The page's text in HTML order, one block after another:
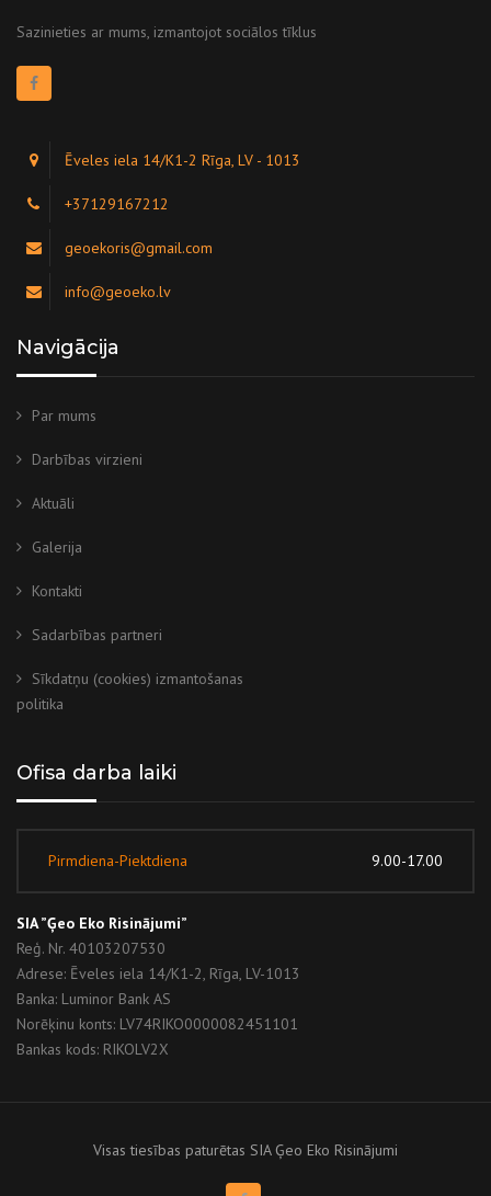
Sazinieties ar mums, izmantojot sociālos tīklus
Ēveles iela 14/K1-2 Rīga, LV - 1013
+37129167212
geoekoris@gmail.com
info@geoeko.lv
Navigācija
Par mums
Darbības virzieni
Aktuāli
Galerija
Kontakti
Sadarbības partneri
Sīkdatņu (cookies) izmantošanas
politika
Ofisa darba laiki
Pirmdiena-Piektdiena 9.00-17.00
SIA ”Ģeo Eko Risinājumi”
Reģ. Nr. 40103207530
Adrese: Ēveles iela 14/K1-2, Rīga, LV-1013
Banka: Luminor Bank AS
Norēķinu konts: LV74RIKO0000082451101
Bankas kods: RIKOLV2X
Visas tiesības paturētas SIA Ģeo Eko Risinājumi